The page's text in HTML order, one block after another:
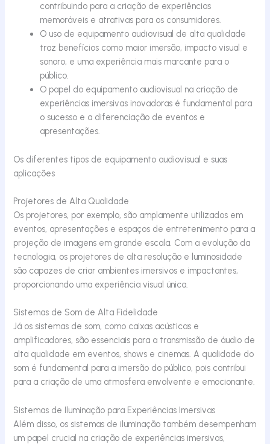
contribuindo para a criação de experiências
memoráveis e atrativas para os consumidores.
O uso de equipamento audiovisual de alta qualidade
traz benefícios como maior imersão, impacto visual e
sonoro, e uma experiência mais marcante para o
público.
O papel do equipamento audiovisual na criação de
experiências imersivas inovadoras é fundamental para
o sucesso e a diferenciação de eventos e
apresentações.
Os diferentes tipos de equipamento audiovisual e suas
aplicações
Projetores de Alta Qualidade
Os projetores, por exemplo, são amplamente utilizados em
eventos, apresentações e espaços de entretenimento para a
projeção de imagens em grande escala. Com a evolução da
tecnologia, os projetores de alta resolução e luminosidade
são capazes de criar ambientes imersivos e impactantes,
proporcionando uma experiência visual única.
Sistemas de Som de Alta Fidelidade
Já os sistemas de som, como caixas acústicas e
amplificadores, são essenciais para a transmissão de áudio de
alta qualidade em eventos, shows e cinemas. A qualidade do
som é fundamental para a imersão do público, pois contribui
para a criação de uma atmosfera envolvente e emocionante.
Sistemas de Iluminação para Experiências Imersivas
Além disso, os sistemas de iluminação também desempenham
um papel crucial na criação de experiências imersivas,